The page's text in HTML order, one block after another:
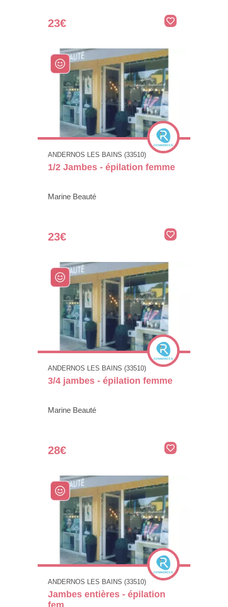
23€
ANDERNOS LES BAINS (33510)
1/2 Jambes - épilation femme
Marine Beauté
23€
ANDERNOS LES BAINS (33510)
3/4 jambes - épilation femme
Marine Beauté
28€
ANDERNOS LES BAINS (33510)
Jambes entières - épilation
fem